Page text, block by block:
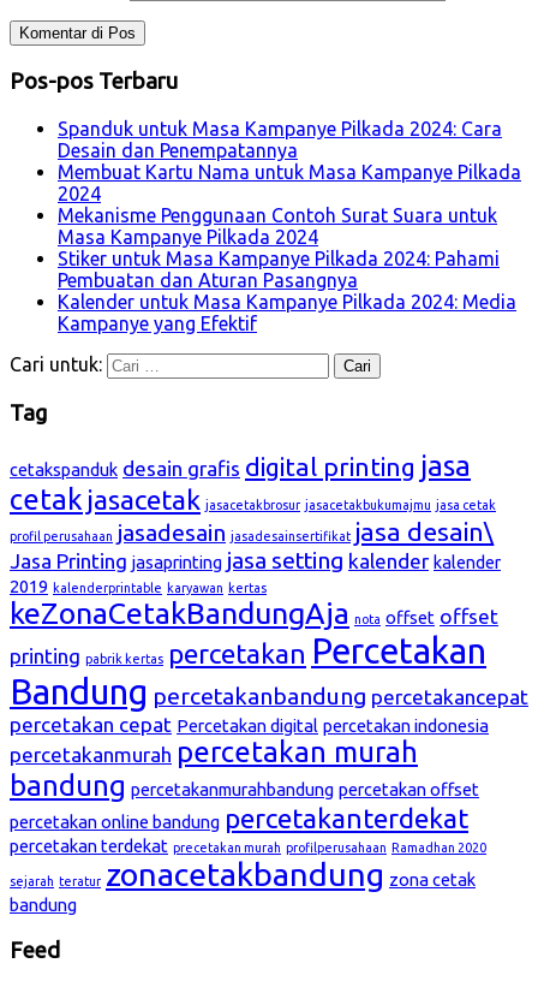
Pos-pos Terbaru
Spanduk untuk Masa Kampanye Pilkada 2024: Cara
Desain dan Penempatannya
Membuat Kartu Nama untuk Masa Kampanye Pilkada
2024
Mekanisme Penggunaan Contoh Surat Suara untuk
Masa Kampanye Pilkada 2024
Stiker untuk Masa Kampanye Pilkada 2024: Pahami
Pembuatan dan Aturan Pasangnya
Kalender untuk Masa Kampanye Pilkada 2024: Media
Kampanye yang Efektif
Cari untuk:
Tag
cetakspanduk desain grafis digital printing jasa
cetak jasacetak jasacetakbrosur jasacetakbukumajmu jasa cetak
profil perusahaan jasadesain jasadesainsertifikat jasa desain\
Jasa Printing jasaprinting jasa setting kalender kalender
2019 kalenderprintable karyawan kertas
keZonaCetakBandungAja nota offset offset
printing pabrik kertas percetakan Percetakan
Bandung percetakanbandung percetakancepat
percetakan cepat Percetakan digital percetakan indonesia
percetakanmurah percetakan murah
bandung percetakanmurahbandung percetakan offset
percetakan online bandung percetakanterdekat
percetakan terdekat precetakan murah profilperusahaan Ramadhan 2020
sejarah teratur zonacetakbandung zona cetak
bandung
Feed